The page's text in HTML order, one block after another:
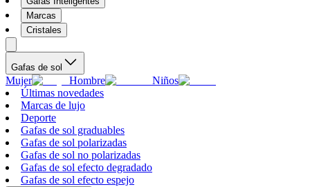
Marcas
Cristales
Gafas de sol
Mujer Hombre
Niños
Últimas novedades
Marcas de lujo
Deporte
Gafas de sol graduables
Gafas de sol polarizadas
Gafas de sol no polarizadas
Gafas de sol efecto degradado
Gafas de sol efecto espejo